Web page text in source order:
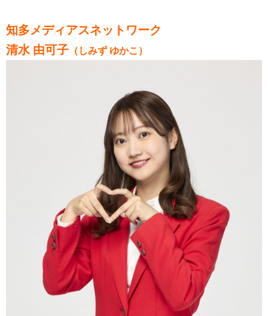
知多メディアスネットワーク
清水 由可子 （しみず ゆかこ）